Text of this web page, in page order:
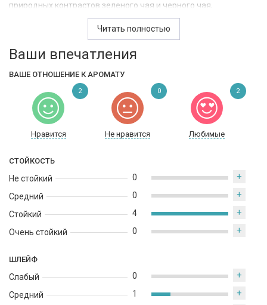
природных контрастов зеленого чая и черного чая,
приглашающей в ольфакторное путешествие по горам Юлонг
китайской провинции Юньнань, которые известны своими
чайными плантациями.
Читать полностью
Ваши впечатления
ВАШЕ ОТНОШЕНИЕ К АРОМАТУ
Нравится Не нравится Любимые
2 0 2
СТОЙКОСТЬ
Не стойкий
Средний
Стойкий
Очень стойкий
0 +
0 +
4 +
0 +
ШЛЕЙФ
Слабый
Средний
0 +
1 +